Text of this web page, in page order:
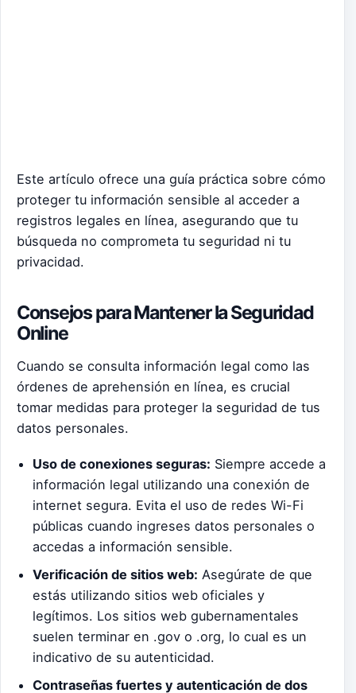
Este artículo ofrece una guía práctica sobre cómo
proteger tu información sensible al acceder a
registros legales en línea, asegurando que tu
búsqueda no comprometa tu seguridad ni tu
privacidad.
Consejos para Mantener la Seguridad
Online
Cuando se consulta información legal como las
órdenes de aprehensión en línea, es crucial
tomar medidas para proteger la seguridad de tus
datos personales.
Uso de conexiones seguras: Siempre accede a
información legal utilizando una conexión de
internet segura. Evita el uso de redes Wi-Fi
públicas cuando ingreses datos personales o
accedas a información sensible.
Verificación de sitios web: Asegúrate de que
estás utilizando sitios web oficiales y
legítimos. Los sitios web gubernamentales
suelen terminar en .gov o .org, lo cual es un
indicativo de su autenticidad.
Contraseñas fuertes y autenticación de dos